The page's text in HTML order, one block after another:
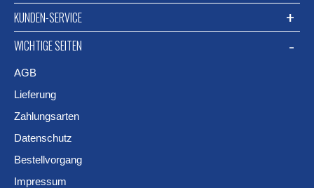
KUNDEN-SERVICE
WICHTIGE SEITEN
AGB
Lieferung
Zahlungsarten
Datenschutz
Bestellvorgang
Impressum